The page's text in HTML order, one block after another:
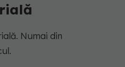
Numai din